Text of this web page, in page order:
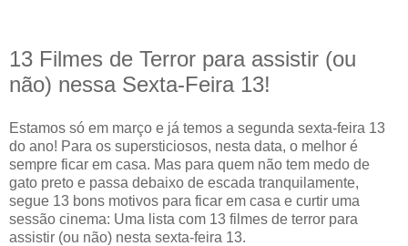
13 Filmes de Terror para assistir (ou
não) nessa Sexta-Feira 13!
Estamos só em março e já temos a segunda sexta-feira 13
do ano! Para os supersticiosos, nesta data, o melhor é
sempre ficar em casa. Mas para quem não tem medo de
gato preto e passa debaixo de escada tranquilamente,
segue 13 bons motivos para ficar em casa e curtir uma
sessão cinema: Uma lista com 13 filmes de terror para
assistir (ou não) nesta sexta-feira 13.